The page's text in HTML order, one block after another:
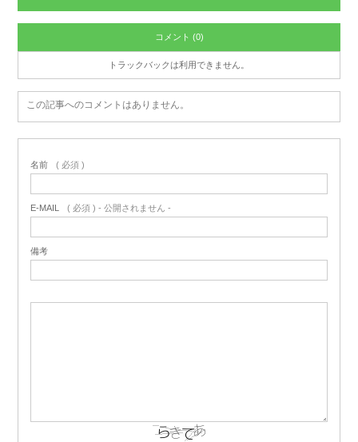
コメント (0)
トラックバックは利用できません。
この記事へのコメントはありません。
名前 ( 必須 )
E-MAIL ( 必須 ) - 公開されません -
備考